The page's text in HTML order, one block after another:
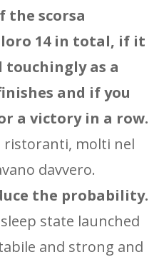
the scorsa
14 in total, if it
touchingly as a
and if you
a victory in a row.
ristoranti, molti nel
davvero.
the probability.
state launched
and strong and